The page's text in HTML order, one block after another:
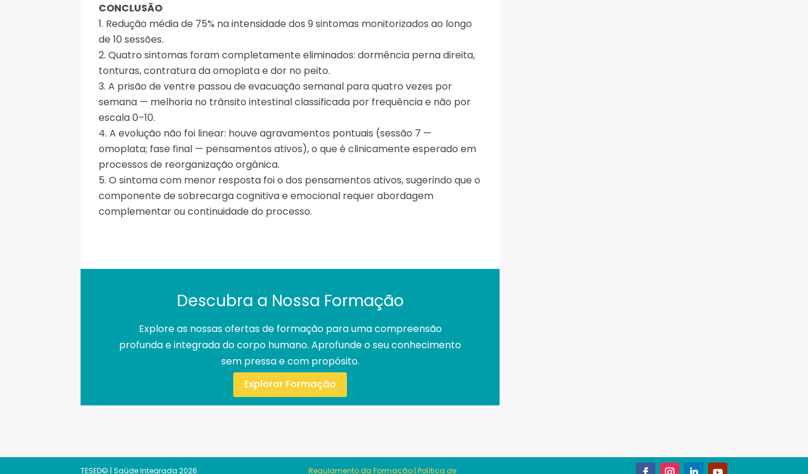
CONCLUSÃO
Redução média de 75% na intensidade dos 9 sintomas monitorizados ao longo
de 10 sessões.
Quatro sintomas foram completamente eliminados: dormência perna direita,
tonturas, contratura da omoplata e dor no peito.
A prisão de ventre passou de evacuação semanal para quatro vezes por
semana — melhoria no trânsito intestinal classificada por frequência e não por
escala 0–10.
A evolução não foi linear: houve agravamentos pontuais (sessão 7 —
omoplata; fase final — pensamentos ativos), o que é clinicamente esperado em
processos de reorganização orgânica.
O sintoma com menor resposta foi o dos pensamentos ativos, sugerindo que o
componente de sobrecarga cognitiva e emocional requer abordagem
complementar ou continuidade do processo.
Descubra a Nossa Formação
Explore as nossas ofertas de formação para uma compreensão
profunda e integrada do corpo humano. Aprofunde o seu conhecimento
sem pressa e com propósito.
Explorar Formação
TESED© | Saúde Integrada 2026 Regulamento da Formação| Política de